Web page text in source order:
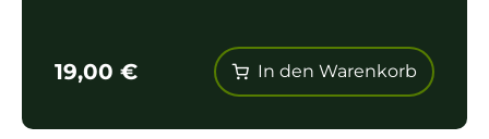
19,00 € In den Warenkorb